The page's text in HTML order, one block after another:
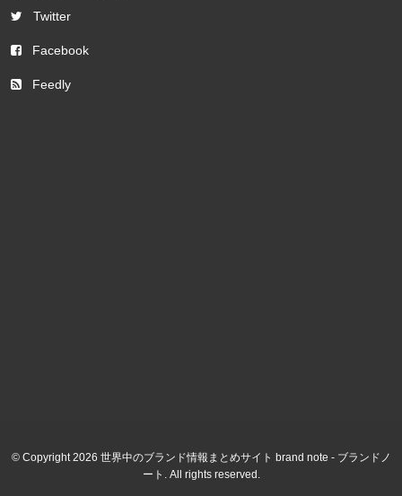
Twitter
Facebook
Feedly
© Copyright 2026 世界中のブランド情報まとめサイト brand note - ブランドノ
ート. All rights reserved.